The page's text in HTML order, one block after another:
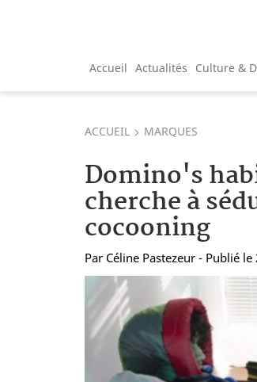
Accueil Actualités Culture &
ACCUEIL MARQUES
Domino's
cherche à
cocooning
Par Céline Pastezeur - Publié le